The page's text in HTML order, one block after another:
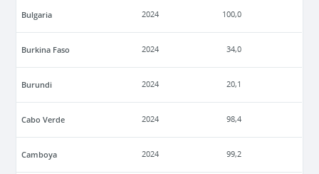
Bulgaria 2024 100,0
Burkina Faso 2024 34,0
Burundi 2024 20,1
Cabo Verde 2024 98,4
Camboya 2024 99,2